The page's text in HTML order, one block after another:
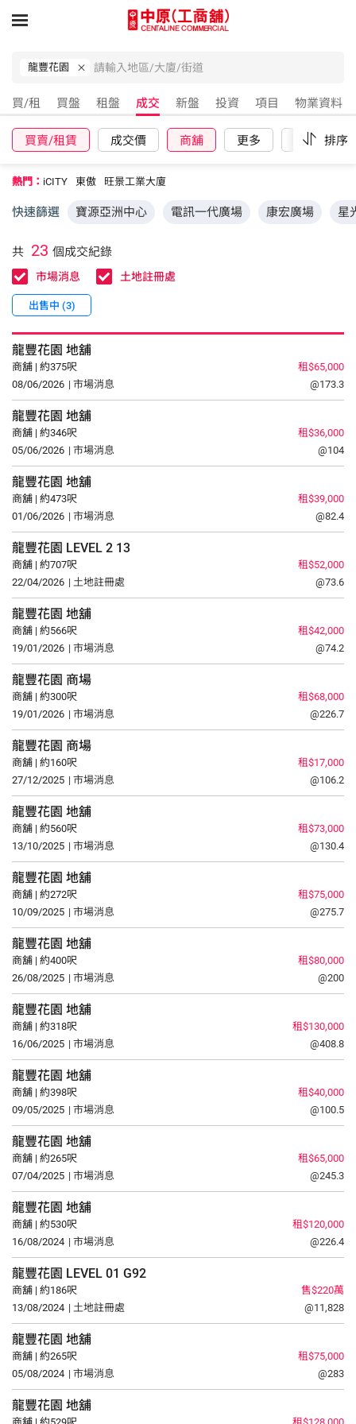
龍豐花園
買/租 買盤 租盤 成交 新盤 投資 項目 物業資料
買賣/租賃 成交價 商舖 更多 重設 排序
熱門： iCITY 東傲 旺景工業大廈
快速篩選 寶源亞洲中心 電訊一代廣場 康宏廣場 星
共 23 個成交紀錄
市場消息 土地註冊處
出售中 (3)
龍豐花園 地舖
商舖 | 約375呎
租$65,000
08/06/2026 | 市場消息 @173.3
龍豐花園 地舖
商舖 | 約346呎
租$36,000
05/06/2026 | 市場消息 @104
龍豐花園 地舖
商舖 | 約473呎
租$39,000
01/06/2026 | 市場消息 @82.4
龍豐花園 LEVEL 2 13
商舖 | 約707呎
租$52,000
22/04/2026 | 土地註冊處 @73.6
龍豐花園 地舖
商舖 | 約566呎
租$42,000
19/01/2026 | 市場消息 @74.2
龍豐花園 商場
商舖 | 約300呎
租$68,000
19/01/2026 | 市場消息 @226.7
龍豐花園 商場
商舖 | 約160呎
租$17,000
27/12/2025 | 市場消息 @106.2
龍豐花園 地舖
商舖 | 約560呎
租$73,000
13/10/2025 | 市場消息 @130.4
龍豐花園 地舖
商舖 | 約272呎
租$75,000
10/09/2025 | 市場消息 @275.7
龍豐花園 地舖
商舖 | 約400呎
租$80,000
26/08/2025 | 市場消息 @200
龍豐花園 地舖
商舖 | 約318呎
租$130,000
16/06/2025 | 市場消息 @408.8
龍豐花園 地舖
商舖 | 約398呎
租$40,000
09/05/2025 | 市場消息 @100.5
龍豐花園 地舖
商舖 | 約265呎
租$65,000
07/04/2025 | 市場消息 @245.3
龍豐花園 地舖
商舖 | 約530呎
租$120,000
16/08/2024 | 市場消息 @226.4
龍豐花園 LEVEL 01 G92
商舖 | 約186呎
售$220萬
13/08/2024 | 土地註冊處 @11,828
龍豐花園 地舖
商舖 | 約265呎
租$75,000
05/08/2024 | 市場消息 @283
龍豐花園 地舖